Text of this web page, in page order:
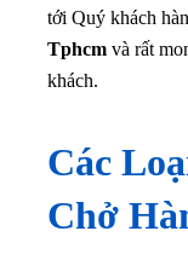
tới Quý khách
Tphcm và rất
khách.
Các
Chở